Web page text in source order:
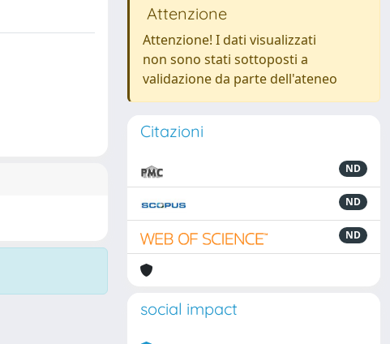
Attenzione
Attenzione! I dati visualizzati
non sono stati sottoposti a
validazione da parte dell'ateneo
Citazioni
ND
ND
ND
social impact